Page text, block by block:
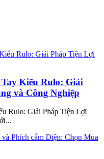
Kiểu Rulo: Giải
và Công Nghiệp
Rulo: Giải Pháp Tiện Lợi